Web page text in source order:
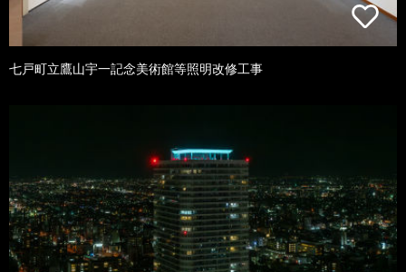
七戸町立鷹山宇一記念美術館等照明改修工事